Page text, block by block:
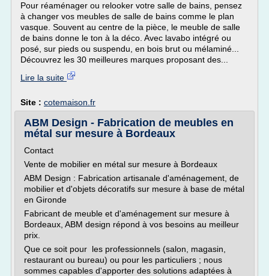
Pour réaménager ou relooker votre salle de bains, pensez
à changer vos meubles de salle de bains comme le plan
vasque. Souvent au centre de la pièce, le meuble de salle
de bains donne le ton à la déco. Avec lavabo intégré ou
posé, sur pieds ou suspendu, en bois brut ou mélaminé...
Découvrez les 30 meilleures marques proposant des...
Lire la suite
Site : cotemaison.fr
ABM Design - Fabrication de meubles en
métal sur mesure à Bordeaux
Contact
Vente de mobilier en métal sur mesure à Bordeaux
ABM Design : Fabrication artisanale d'aménagement, de
mobilier et d'objets décoratifs sur mesure à base de métal
en Gironde
Fabricant de meuble et d'aménagement sur mesure à
Bordeaux, ABM design répond à vos besoins au meilleur
prix.
Que ce soit pour les professionnels (salon, magasin,
restaurant ou bureau) ou pour les particuliers ; nous
sommes capables d'apporter des solutions adaptées à